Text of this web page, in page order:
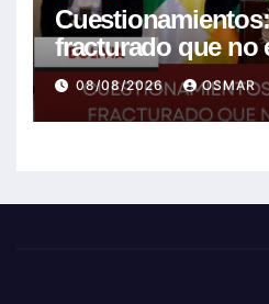
fracturado que no
soluciones a la
08/08/2026 OSMAR